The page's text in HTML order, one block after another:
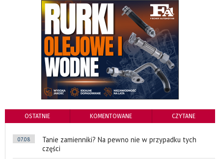
OSTATNIE KOMENTOWANE CZYTANE
07.08
Tanie zamienniki? Na pewno nie w przypadku tych
części